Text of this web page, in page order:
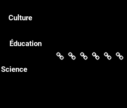
Culture
Éducation
Science
Actualités
Politique
Économie
Culture